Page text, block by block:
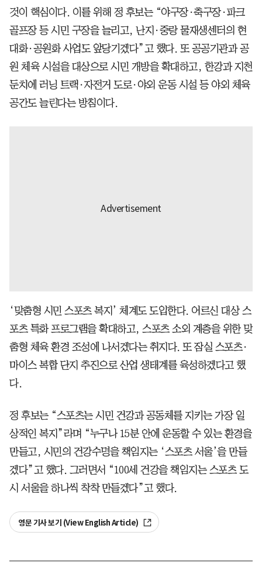
것이 핵심이다. 이를 위해 정 후보는 “야구장·축구장·파크
골프장 등 시민 구장을 늘리고, 난지·중랑 물재생센터의 현
대화·공원화 사업도 앞당기겠다”고 했다. 또 공공기관과 공
원 체육 시설을 대상으로 시민 개방을 확대하고, 한강과 지천
둔치에 러닝 트랙·자전거 도로·야외 운동 시설 등 야외 체육
공간도 늘린다는 방침이다.
‘맞춤형 시민 스포츠 복지’ 체계도 도입한다. 어르신 대상 스
포츠 특화 프로그램을 확대하고, 스포츠 소외 계층을 위한 맞
춤형 체육 환경 조성에 나서겠다는 취지다. 또 잠실 스포츠·
마이스 복합 단지 추진으로 산업 생태계를 육성하겠다고 했
다.
정 후보는 “스포츠는 시민 건강과 공동체를 지키는 가장 일
상적인 복지”라며 “누구나 15분 안에 운동할 수 있는 환경을
만들고, 시민의 건강수명을 책임지는 ‘스포츠 서울’을 만들
겠다”고 했다. 그러면서 “100세 건강을 책임지는 스포츠 도
시 서울을 하나씩 착착 만들겠다”고 했다.
영문 기사 보기 (View English Article)